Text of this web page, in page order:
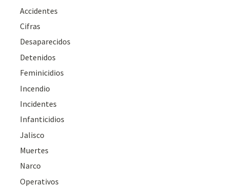
Accidentes
Cifras
Desaparecidos
Detenidos
Feminicidios
Incendio
Incidentes
Infanticidios
Jalisco
Muertes
Narco
Operativos